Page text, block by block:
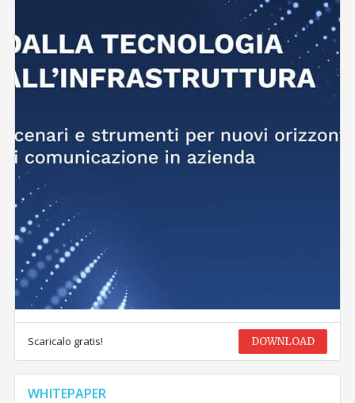
Scaricalo gratis! DOWNLOAD
WHITEPAPER